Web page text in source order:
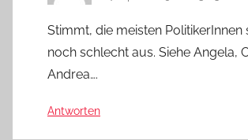
Stimmt, die meisten PolitikerInnen
noch schlecht aus. Siehe Angela,
Andrea….
Antworten